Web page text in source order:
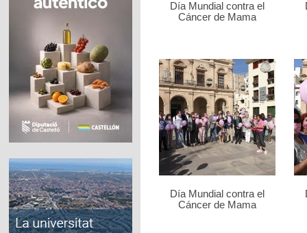
Día Mundial contra el
Cáncer de Mama
Día Mundial contra el
Cáncer de Mama